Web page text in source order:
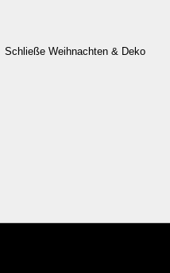
Schließe Weihnachten & Deko